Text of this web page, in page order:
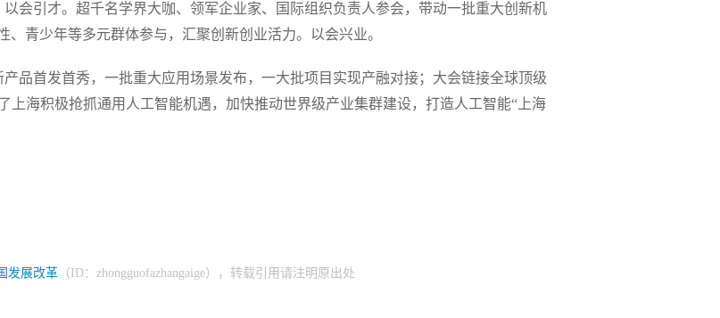
会引才。超千名学界大咖、领军企业家、国际组织负责人参会，带动一批重大创新机
青少年等多元群体参与，汇聚创新创业活力。以会兴业。
品首发首秀，一批重大应用场景发布，一大批项目实现产融对接；大会链接全球顶级
上海积极抢抓通用人工智能机遇，加快推动世界级产业集群建设，打造人工智能“上海
发展改革 （ID：zhongguofazhangaige），转载引用请注明原出处